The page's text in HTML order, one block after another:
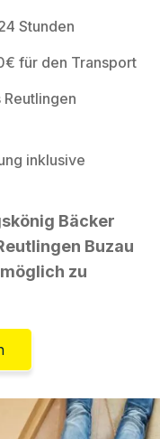
Stunden
für den Transport
inklusive
Bäcker
Buzau
zu